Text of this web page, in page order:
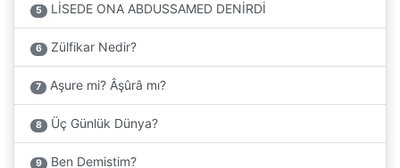
5 LİSEDE ONA ABDUSSAMED DENİRDİ
6 Zülfikar Nedir?
7 Aşure mi? Âşûrâ mı?
8 Üç Günlük Dünya?
9 Ben Demistim?